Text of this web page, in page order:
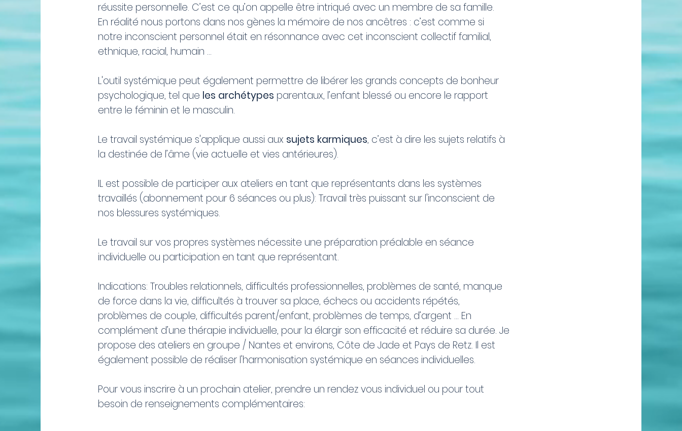
réussite personnelle. C’est ce qu’on appelle être intriqué avec un membre de sa famille.
En réalité nous portons dans nos gènes la mémoire de nos ancêtres : c’est comme si
notre inconscient personnel était en résonnance avec cet inconscient collectif familial,
ethnique, racial, humain …
L'outil systémique peut également permettre de libérer les grands concepts de bonheur
psychologique, tel que les archétypes parentaux, l’enfant blessé ou encore le rapport
entre le féminin et le masculin.
Le travail systémique s'applique aussi aux sujets karmiques, c’est à dire les sujets relatifs à
la destinée de l’âme (vie actuelle et vies antérieures).
IL est possible de participer aux ateliers en tant que représentants dans les systèmes
travaillés (abonnement pour 6 séances ou plus): Travail très puissant sur l'inconscient de
nos blessures systémiques.
Le travail sur vos propres systèmes nécessite une préparation préalable en séance
individuelle ou participation en tant que représentant.
Indications: Troubles relationnels, difficultés professionnelles, problèmes de santé, manque
de force dans la vie, difficultés à trouver sa place, échecs ou accidents répétés,
problèmes de couple, difficultés parent/enfant, problèmes de temps, d’argent … En
complément d’une thérapie individuelle, pour la élargir son efficacité et réduire sa durée. Je
propose des ateliers en groupe / Nantes et environs, Côte de Jade et Pays de Retz. Il est
également possible de réaliser l'harmonisation systémique en séances individuelles.
Pour vous inscrire à un prochain atelier, prendre un rendez vous individuel ou pour tout
besoin de renseignements complémentaires: